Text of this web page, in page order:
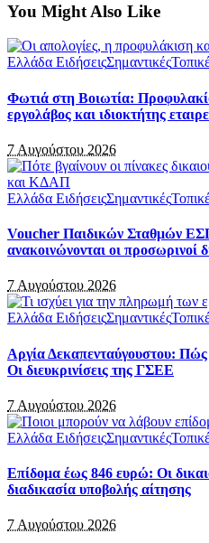
You Might Also Like
Ελλάδα ΕιδήσειςΣημαντικές
Φωτιά στη Βοιωτία:
εργολάβος και ιδιοκτήτης
7 Αυγούστου 2026
Ελλάδα ΕιδήσειςΣημαντικές
Voucher Παιδικών Σταθμών
ανακοινώνονται οι προσωρινοί
7 Αυγούστου 2026
Ελλάδα ΕιδήσειςΣημαντικές
Αργία Δεκαπενταύγουστου: Πώς
Οι διευκρινίσεις της ΓΣΕΕ
7 Αυγούστου 2026
Ελλάδα ΕιδήσειςΣημαντικές
Επίδομα έως 846 ευρώ: Οι
διαδικασία υποβολής αίτησης
7 Αυγούστου 2026